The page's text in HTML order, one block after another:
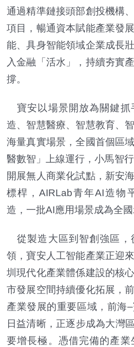
通過精準鏈接頭部創投機構
項目，暢通資本賦能產業發
能、具身智能領域企業成長
入金融「活水」，持續夯實
撐。
寶安以場景開放為關鍵抓
造、智慧醫療、智慧教育、
海量真實場景，全國首個區
醫數智」上線運行，小馬智
開展無人商業化試點，新安
標桿，AIRLab青年AI造物
造，一批AI應用場景成為全國
從製造大區到智創強區，
領，寶安人工智能產業正迎
圳現代化產業體係建設的核
市發展空間持續優化拓展，
產業發展的重要區域，前海
日益清晰，正逐步成為大灣
要增長極。憑借完備的產